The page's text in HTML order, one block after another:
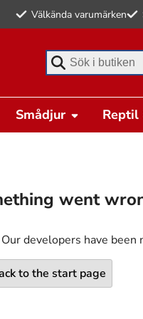
Välkända varumärken
Börja
Smådjur Reptil
went
developers have been
to the start page